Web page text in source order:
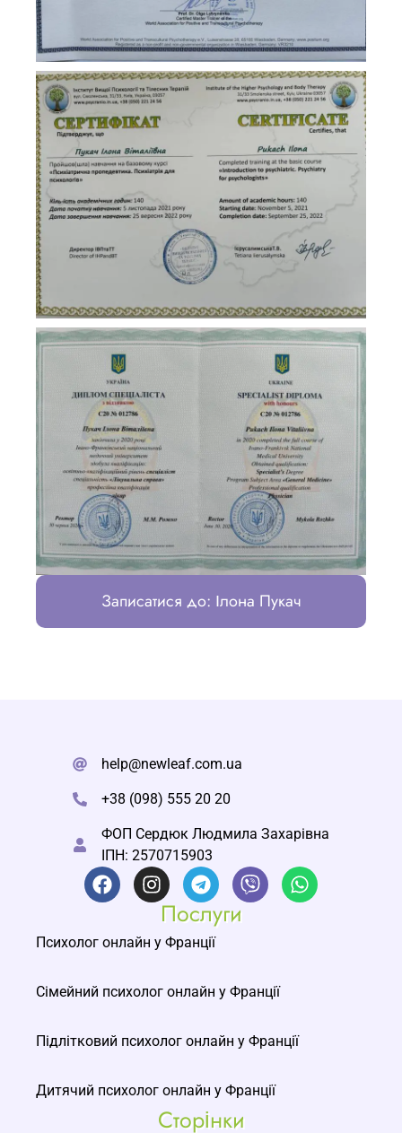
Записатися до: Ілона Пукач
help@newleaf.com.ua
+38 (098) 555 20 20
ФОП Сердюк Людмила Захарівна
ІПН: 2570715903
Послуги
Психолог онлайн у Франції
Сімейний психолог онлайн у Франції
Підлітковий психолог онлайн у Франції
Дитячий психолог онлайн у Франції
Сторінки